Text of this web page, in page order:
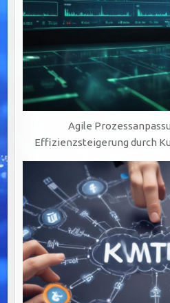
Agile
Effizienzsteigerung durch